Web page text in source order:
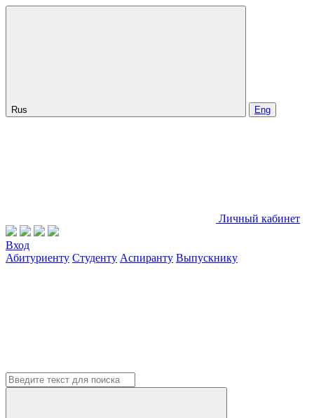
Rus Eng
Личный кабинет
Вход
Абитуриенту Студенту Аспиранту Выпускнику